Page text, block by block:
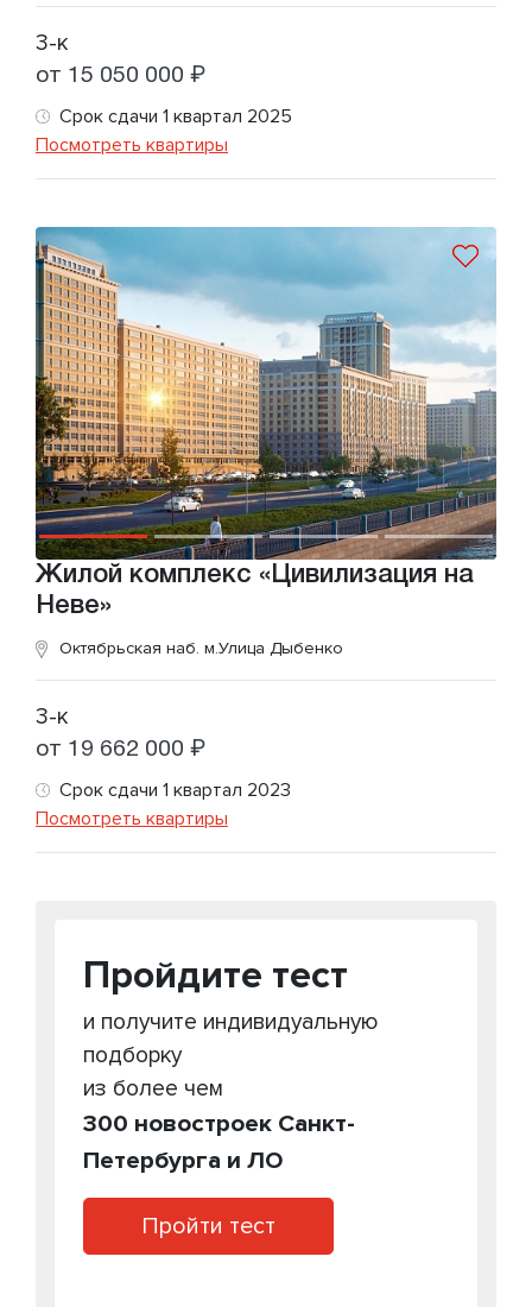
3-к
от 15 050 000 ₽
Срок сдачи 1 квартал 2025
Посмотреть квартиры
Жилой комплекс «Цивилизация на
Неве»
Октябрьская наб. м.Улица Дыбенко
3-к
от 19 662 000 ₽
Срок сдачи 1 квартал 2023
Посмотреть квартиры
Пройдите тест
и получите индивидуальную
подборку
из более чем
300 новостроек Санкт-
Петербурга и ЛО
Пройти тест